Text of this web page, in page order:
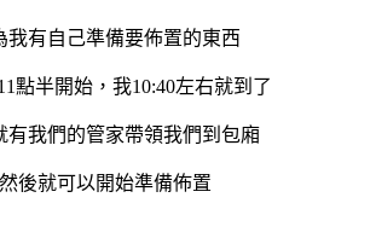
我有自己準備要佈置的東西
點半開始，我10:40左右就到了
有我們的管家帶領我們到包廂
然後就可以開始準備佈置